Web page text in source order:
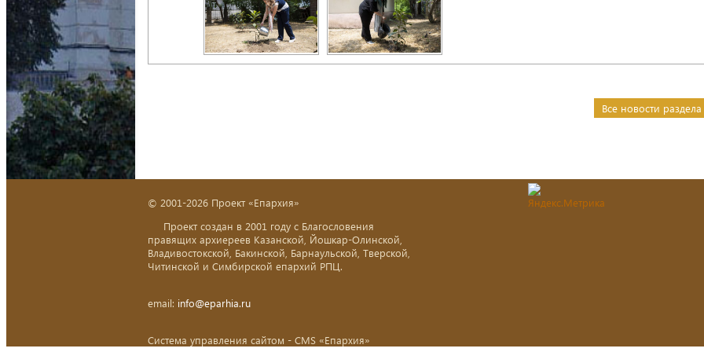
Все новости
© 2001-2026 Проект «Епархия»
Проект создан в 2001 году с Благословения
правящих архиереев Казанской, Йошкар-Олинской,
Владивостокской, Бакинской, Барнаульской, Тверской,
Читинской и Симбирской епархий РПЦ.
email: info@eparhia.ru
Система управления сайтом - CMS «Епархия»